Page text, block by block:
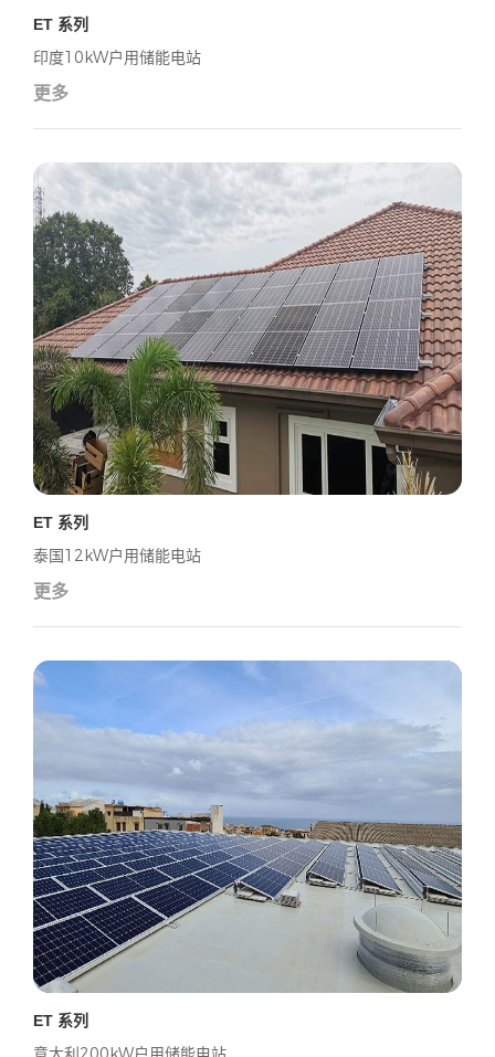
ET 系列
印度10kW户用储能电站
更多
ET 系列
泰国12kW户用储能电站
更多
ET 系列